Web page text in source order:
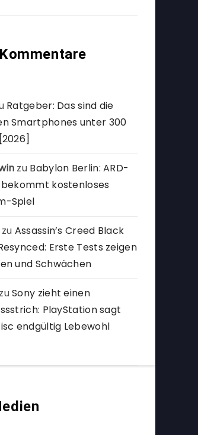
Ratgeber: Das sind die
Smartphones unter 300
zu Babylon Berlin: ARD-
bekommt kostenloses
Spiel
zu Assassin’s Creed Black
Erste Tests zeigen
und Schwächen
Sony zieht einen
PlayStation sagt
endgültig Lebewohl